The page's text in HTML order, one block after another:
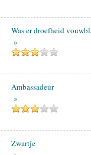
Was er droefheid
»
Ambassadeur
»
Zwartje